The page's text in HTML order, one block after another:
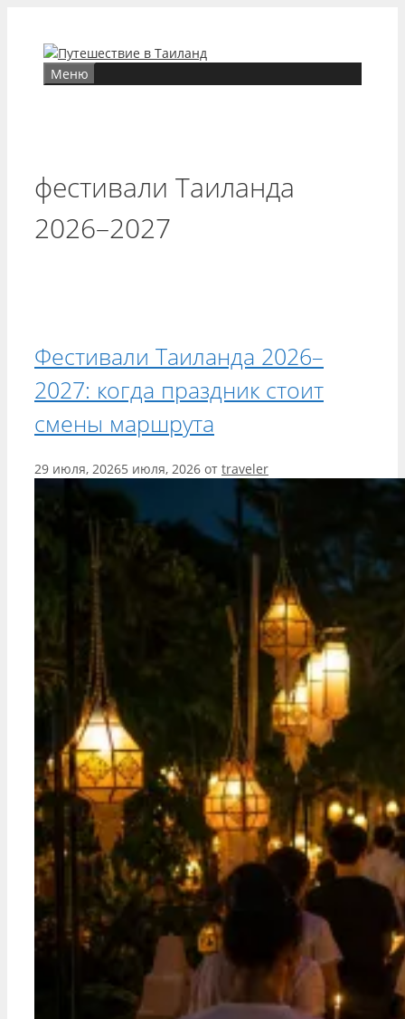
содержимому
Меню
фестивали Таиланда
2026–2027
Фестивали Таиланда 2026–
2027: когда праздник стоит
смены маршрута
29 июля, 20265 июля, 2026 от traveler